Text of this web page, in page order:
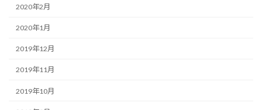
2020年2月
2020年1月
2019年12月
2019年11月
2019年10月